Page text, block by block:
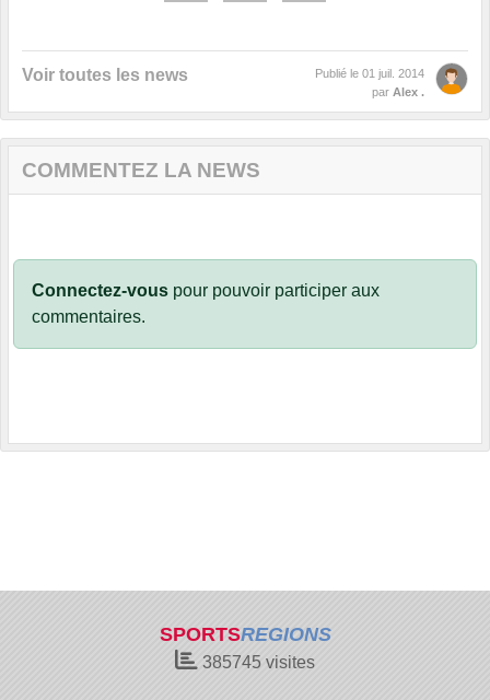
Voir toutes les news Publié le 01 juil. 2014
par Alex .
COMMENTEZ LA NEWS
Connectez-vous pour pouvoir participer aux
commentaires.
SPORTSREGIONS
385745 visites